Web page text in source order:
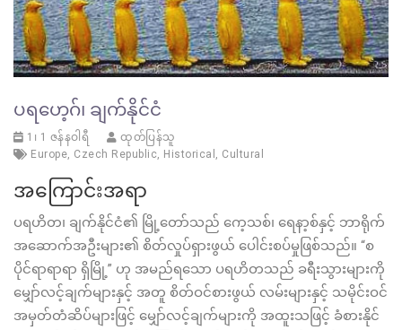
ပရဟေ့ဂ်၊ ချက်နိုင်ငံ
1၊ 1 ဇန်နဝါရီ
ထုတ်ပြန်သူ
Europe, Czech Republic, Historical , Cultural
အကြောင်းအရာ
ပရဟိတ၊ ချက်နိုင်ငံ၏ မြို့တော်သည် ဂော့သစ်၊ ရေနာ့စ်နှင့် ဘာရိုက်
အဆောက်အဦးများ၏ စိတ်လှုပ်ရှားဖွယ် ပေါင်းစပ်မှုဖြစ်သည်။ “စ
ပိုင်ရာရာရာ ရှိမြို့” ဟု အမည်ရသော ပရဟိတသည် ခရီးသွားများကို
မျှော်လင့်ချက်များနှင့် အတူ စိတ်ဝင်စားဖွယ် လမ်းများနှင့် သမိုင်းဝင်
အမှတ်တံဆိပ်များဖြင့် မျှော်လင့်ချက်များကို အထူးသဖြင့် ခံစားနိုင်